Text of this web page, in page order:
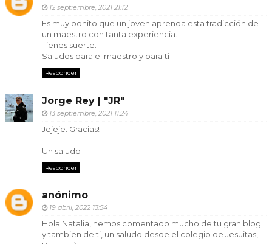
12 septiembre, 2021 21:12
Es muy bonito que un joven aprenda esta tradicción de
un maestro con tanta experiencia.
Tienes suerte.
Saludos para el maestro y para ti
Responder
Jorge Rey | "JR"
13 septiembre, 2021 11:24
Jejeje. Gracias!
Un saludo
Responder
anónimo
19 abril, 2022 13:54
Hola Natalia, hemos comentado mucho de tu gran blog
y tambien de ti, un saludo desde el colegio de Jesuitas,